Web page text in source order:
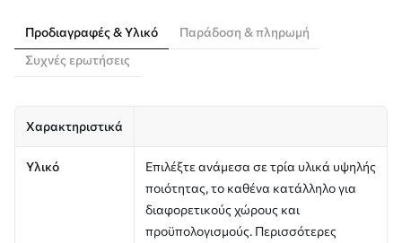
Προδιαγραφές & Υλικό
Παράδοση & πληρωμή
Συχνές ερωτήσεις
Χαρακτηριστικά
Υλικό
Επιλέξτε ανάμεσα σε τρία υλικά υψηλής
ποιότητας, το καθένα κατάλληλο για
διαφορετικούς χώρους και
προϋπολογισμούς. Περισσότερες